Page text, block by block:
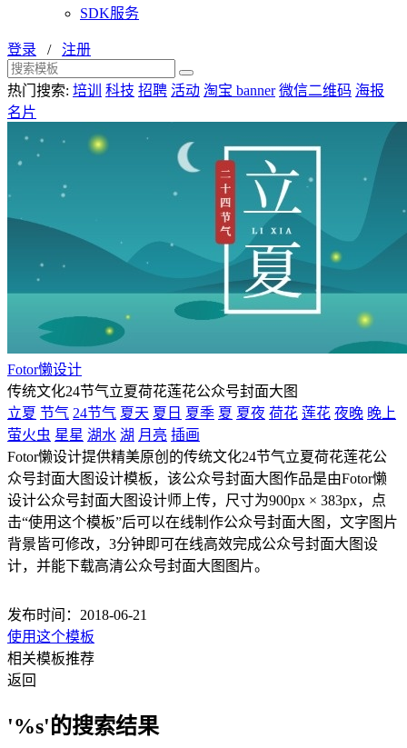
SDK服务
登录 / 注册
热门搜索: 培训 科技 招聘 活动 淘宝 banner 微信二维码 海报
名片
Fotor懒设计
传统文化24节气立夏荷花莲花公众号封面大图
立夏 节气 24节气 夏天 夏日 夏季 夏 夏夜 荷花 莲花 夜晚 晚上
萤火虫 星星 湖水 湖 月亮 插画
Fotor懒设计提供精美原创的传统文化24节气立夏荷花莲花公
众号封面大图设计模板，该公众号封面大图作品是由Fotor懒
设计公众号封面大图设计师上传，尺寸为900px × 383px，点
击“使用这个模板”后可以在线制作公众号封面大图，文字图片
背景皆可修改，3分钟即可在线高效完成公众号封面大图设
计，并能下载高清公众号封面大图图片。
发布时间：2018-06-21
使用这个模板
相关模板推荐
返回
'%s'的搜索结果